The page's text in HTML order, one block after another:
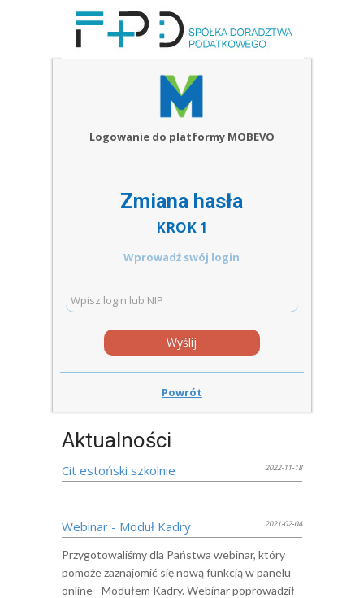
Logowanie do platformy MOBEVO
Zmiana hasła
KROK 1
Wprowadź swój login
Wyślij
Powrót
Aktualności
Cit estoński szkolnie 2022-11-18
Webinar - Moduł Kadry 2021-02-04
Przygotowaliśmy dla Państwa webinar, który
pomoże zaznajomić się nową funkcją w panelu
online - Modułem Kadry. Webinar poprowadził